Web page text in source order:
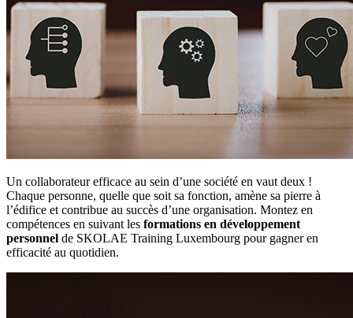
Un collaborateur efficace au sein d’une société en vaut deux !
Chaque personne, quelle que soit sa fonction, amène sa pierre à
l’édifice et contribue au succès d’une organisation. Montez en
compétences en suivant les formations en développement
personnel de SKOLAE Training Luxembourg pour gagner en
efficacité au quotidien.